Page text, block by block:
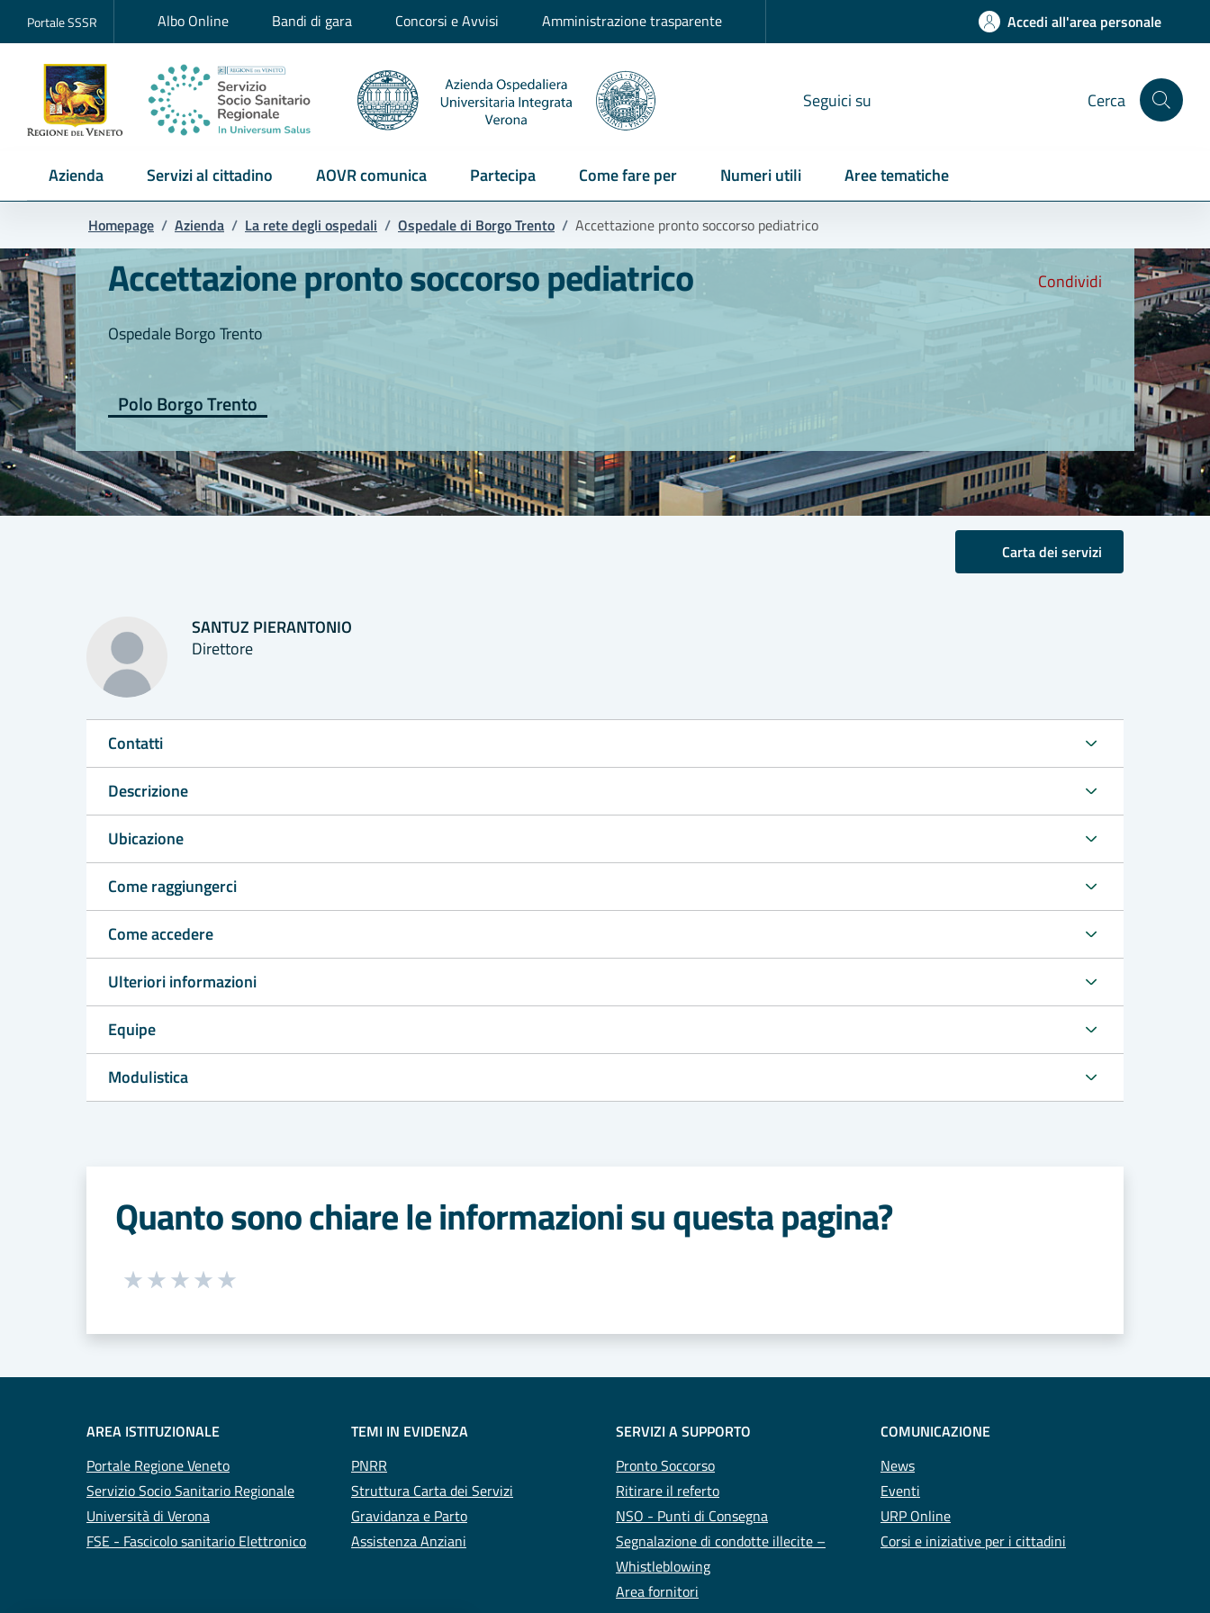
Portale SSSR Albo Online Bandi di gara Concorsi e Avvisi Amministrazione trasparente Accedi all'area personale
Seguici su Cerca
Azienda Servizi al cittadino AOVR comunica Partecipa Come fare per Numeri utili Aree tematiche
Homepage / Azienda / La rete degli ospedali / Ospedale di Borgo Trento / Accettazione pronto soccorso pediatrico
Condividi
Accettazione pronto soccorso pediatrico
Ospedale Borgo Trento
Polo Borgo Trento
Carta dei servizi
SANTUZ PIERANTONIO
Direttore
Contatti
Descrizione
Ubicazione
Come raggiungerci
Come accedere
Ulteriori informazioni
Equipe
Modulistica
Quanto sono chiare le informazioni su questa pagina?
Seleziona una valutazione da 1 a 5 stelle
AREA ISTITUZIONALE
Portale Regione Veneto
Servizio Socio Sanitario Regionale
Università di Verona
FSE - Fascicolo sanitario Elettronico
TEMI IN EVIDENZA
PNRR
Struttura Carta dei Servizi
Gravidanza e Parto
Assistenza Anziani
SERVIZI A SUPPORTO
Pronto Soccorso
Ritirare il referto
NSO - Punti di Consegna
Segnalazione di condotte illecite –
Whistleblowing
Area fornitori
COMUNICAZIONE
News
Eventi
URP Online
Corsi e iniziative per i cittadini